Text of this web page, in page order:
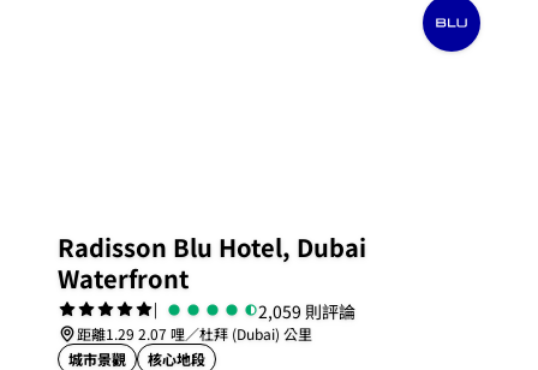
Radisson Blu Hotel, Dubai
Waterfront
| 2,059 則評論
距離1.29 2.07 哩／杜拜 (Dubai) 公里
城市景觀
核心地段